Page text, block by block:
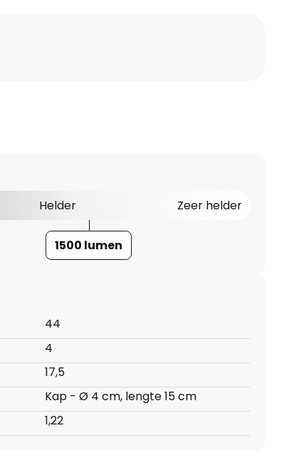
Helder Zeer helder
1500 lumen
44
4
17,5
Kap - Ø 4 cm, lengte 15 cm
1,22